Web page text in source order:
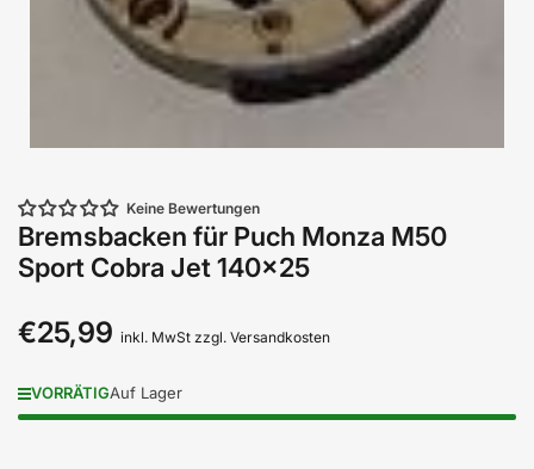
Keine Bewertungen
Bremsbacken für Puch Monza M50
Sport Cobra Jet 140x25
Normaler
€25,99 inkl. MwSt zzgl. Versandkosten
VORRÄTIGAuf Lager